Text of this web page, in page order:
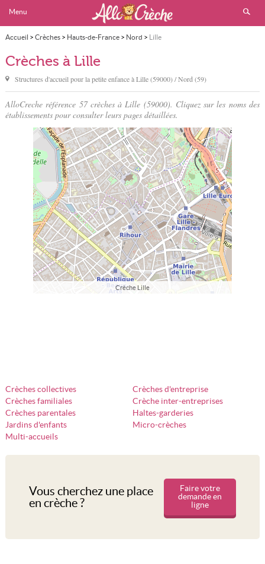
Menu
Accueil > Crèches> Hauts-de-France> Nord > Lille
Crèches à Lille
Structures d'accueil pour la petite enfance àLille(59000) / Nord (59)
AlloCreche référence 57 crèches à Lille (59000). Cliquez sur les noms des
établissements pour consulter leurs pages détaillées.
Crèche Lille
Crèches collectives
Crèches d'entreprise
Crèches familiales
Crèche inter-entreprises
Crèches parentales
Haltes-garderies
Jardins d'enfants
Micro-crèches
Multi-accueils
Vous cherchez une place
en crèche ?
Faire votre
demande en
ligne